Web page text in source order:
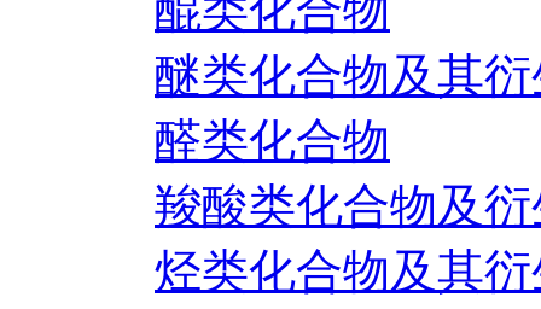
醚类化合物及其
醛类化合物
羧酸类化合物及
烃类化合物及其